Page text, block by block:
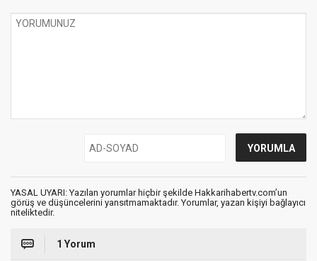
YASAL UYARI: Yazılan yorumlar hiçbir şekilde Hakkarihabertv.com’un
görüş ve düşüncelerini yansıtmamaktadır. Yorumlar, yazan kişiyi bağlayıcı
niteliktedir.
1 Yorum